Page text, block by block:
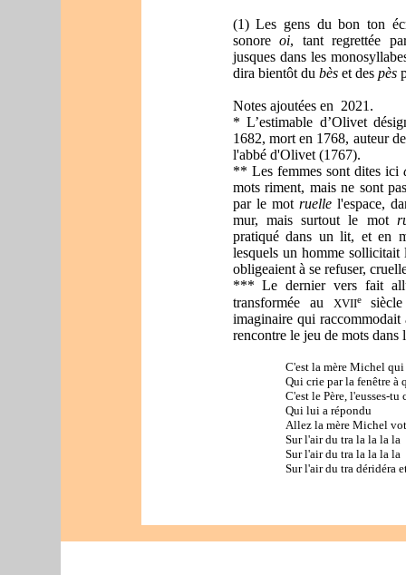
(1) Les gens du bon ton
sonoreoi, tant regrettée
jusques dans les
dira bientôt du bèset des pès
Notes ajoutées en 2021.
* L’estimable d’Olivet
1682, mort en 1768, auteur
l'abbé d'Olivet (1767).
** Les femmes sont dites ici
mots riment, mais ne sont
par le mot ruellel'espace,
mur, mais surtout le mot
pratiqué dans un lit, et en
lesquels un homme sollicitait
obligeaient à se refuser,
***Le dernier vers fait
transformée au XVIIe
imaginaire qui raccommodait
rencontre le jeu de mots
C'est la mère Michel qui
Qui crie par la fenêtre à
C'est le Père, l'eusses-tu
Qui lui a répondu
Allez la mère Michel
Sur l'air du tra la la la la
Sur l'air du tra la la la la
Sur l'air du tra déridéra